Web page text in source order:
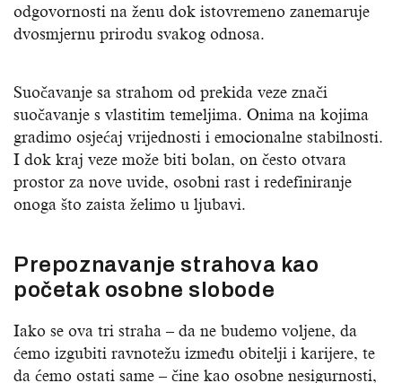
odgovornosti na ženu dok istovremeno zanemaruje
dvosmjernu prirodu svakog odnosa.
Suočavanje sa strahom od prekida veze znači
suočavanje s vlastitim temeljima. Onima na kojima
gradimo osjećaj vrijednosti i emocionalne stabilnosti.
I dok kraj veze može biti bolan, on često otvara
prostor za nove uvide, osobni rast i redefiniranje
onoga što zaista želimo u ljubavi.
Prepoznavanje strahova kao
početak osobne slobode
Iako se ova tri straha – da ne budemo voljene, da
ćemo izgubiti ravnotežu između obitelji i karijere, te
da ćemo ostati same – čine kao osobne nesigurnosti,